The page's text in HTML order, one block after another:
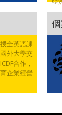
全英語課
外大學交
合作，
企業經營